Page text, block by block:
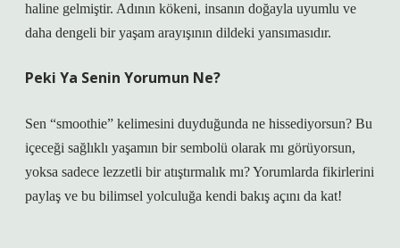
haline gelmiştir. Adının kökeni, insanın doğayla uyumlu ve
daha dengeli bir yaşam arayışının dildeki yansımasıdır.
Peki Ya Senin Yorumun Ne?
Sen “smoothie” kelimesini duyduğunda ne hissediyorsun? Bu
içeceği sağlıklı yaşamın bir sembolü olarak mı görüyorsun,
yoksa sadece lezzetli bir atıştırmalık mı? Yorumlarda fikirlerini
paylaş ve bu bilimsel yolculuğa kendi bakış açını da kat!